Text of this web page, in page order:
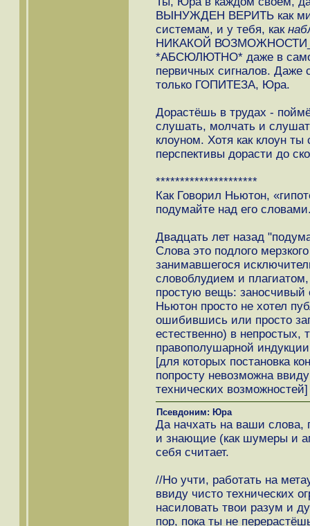
ВЫНУЖДЕН ВЕРИТЬ как
системам, и у тебя, как
НИКАКОЙ
*АБСЮЛЮТНО* даже в
первичных сигналов. Даже
только ГОПИТЕЗА, Юра.
Дорастёшь в трудах -
слушать, молчать и
клоуном. Хотя как клоун
перспективы дорасти до
*********************
Как Говорил Ньютон,
подумайте над его
Двадцать лет назад
Слова это подлого
занимавшегося
словоблудием и плагиатом,
простую вещь: заносчивый
Ньютон просто не хотел
ошибившись или просто
естественно) в
правополушарной
[для которых постановка
попросту невозможна
технических возможностей]
Псевдоним: Юра
Да начхать на ваши
и знающие (как шумеры и
себя считает.
//Но учти, работать на
ввиду чисто технических
насиловать твои разум и
пор, пока ты не